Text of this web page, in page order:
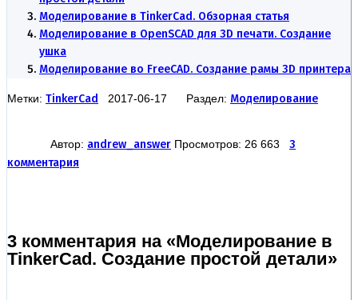
Моделирование в TinkerCad. Обзорная статья
Моделирование в OpenSCAD для 3D печати. Создание
ушка
Моделирование во FreeCAD. Создание рамы 3D принтера
Метки: TinkerCad 2017-06-17 Раздел: Моделирование
Автор: andrew_answer Просмотров: 26 663 3
комментария
3 комментария на «Моделирование в
TinkerCad. Создание простой детали»